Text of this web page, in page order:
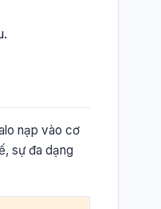
nạp vào cơ
sự đa dạng